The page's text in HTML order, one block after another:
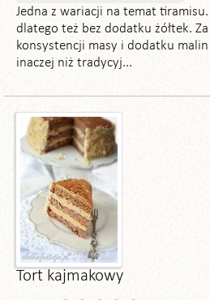
Jedna z wariacji na temat
dlatego też bez dodatku żółtek.
konsystencji masy i dodatku
inaczej niż tradycyj...
Tort kajmakowy